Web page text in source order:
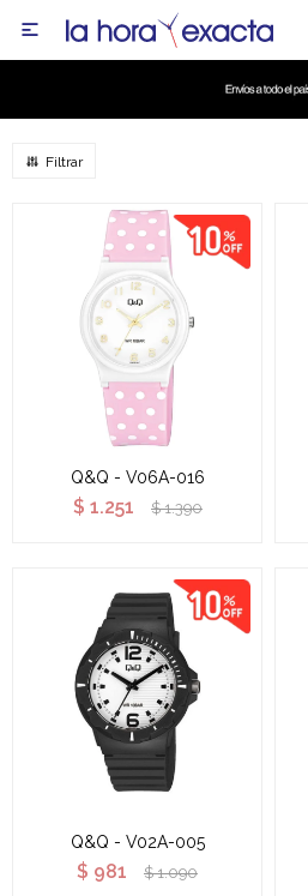

Q&Q - V06A-016
$ 1.251 $ 1.390
Q&Q - V02A-005
$ 981 $ 1.090